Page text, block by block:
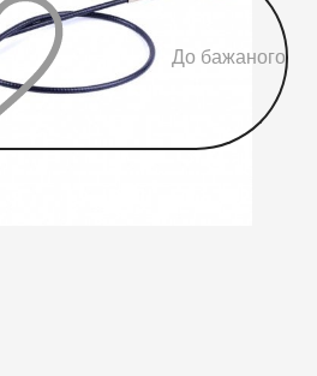
До бажаного